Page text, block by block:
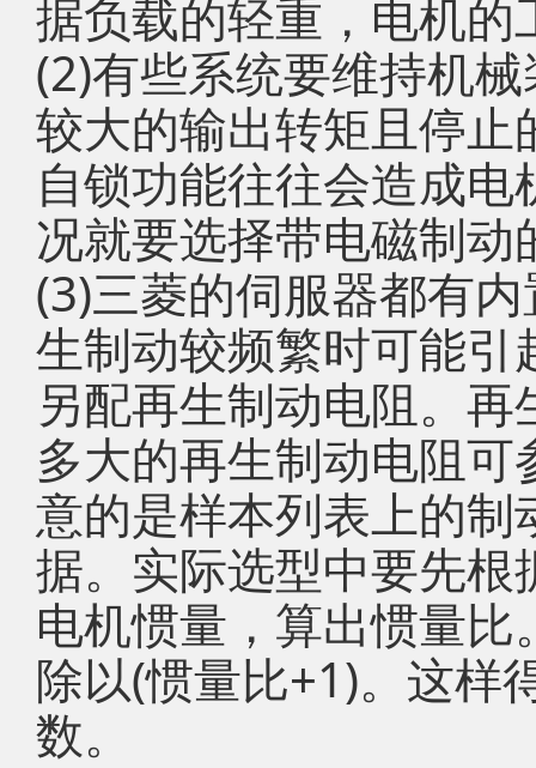
据负载的轻重，电机的
(2)有些系统要维持机
较大的输出转矩且停
自锁功能往往会造成
况就要选择带电磁制动
(3)三菱的伺服器都有
生制动较频繁时可能
另配再生制动电阻。
多大的再生制动电阻
意的是样本列表上的
据。实际选型中要先
电机惯量，算出惯量
除以(惯量比+1)。这样
数。